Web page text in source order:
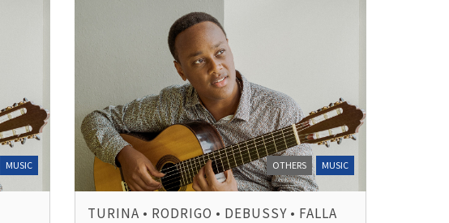
MUSIC OTHERS MUSIC
TURINA • RODRIGO • DEBUSSY • FALLA